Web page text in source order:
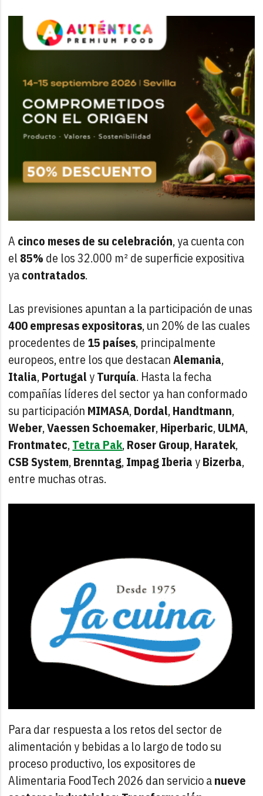
A cinco meses de su celebración, ya cuenta con
el 85% de los 32.000 m² de superficie expositiva
yacontratados.
Las previsiones apuntan a la participación de unas
400 empresas expositoras, un 20% de las cuales
procedentes de 15 países, principalmente
europeos, entre los que destacanAlemania,
Italia,PortugalyTurquía. Hasta la fecha
compañías líderes del sector ya han conformado
su participación MIMASA,Dordal,Handtmann,
Weber,Vaessen Schoemaker,Hiperbaric,ULMA,
Frontmatec,Tetra Pak,RoserGroup,Haratek,
CSB System,Brenntag,ImpagIberiayBizerba,
entre muchas otras.
Para dar respuesta a los retos del sector de
alimentación y bebidas a lo largo de todo su
proceso productivo, los expositores de
Alimentaria FoodTech 2026 dan servicio anueve